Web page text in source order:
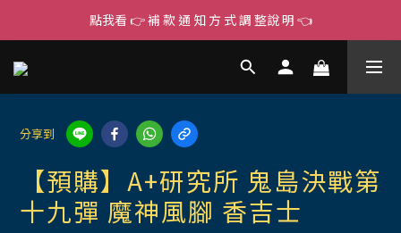
點我看 👉 補 款 通 知 方 式 調 整說 明 👈
分享到
【預購】A+研究所 鬼島決戰第
十九彈 魔神風腳 香吉士